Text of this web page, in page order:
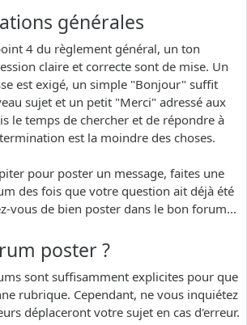
générales
4 du règlement général, un ton
claire et correcte sont de mise. Un
est exigé, un simple "Bonjour" suffit
sujet et un petit "Merci" adressé aux
le temps de chercher et de répondre à
est la moindre des choses.
pour poster un message, faites une
des fois que votre question ait déjà été
vous de bien poster dans le bon forum...
poster ?
sont suffisamment explicites pour que
rubrique. Cependant, ne vous inquiétez
déplaceront votre sujet en cas d'erreur.